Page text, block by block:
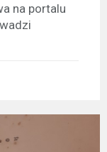
na portalu